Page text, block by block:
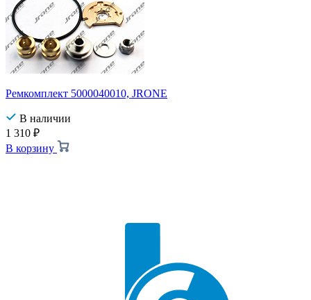
Ремкомплект 5000040010, JRONE
В наличии
1 310 ₽
В корзину